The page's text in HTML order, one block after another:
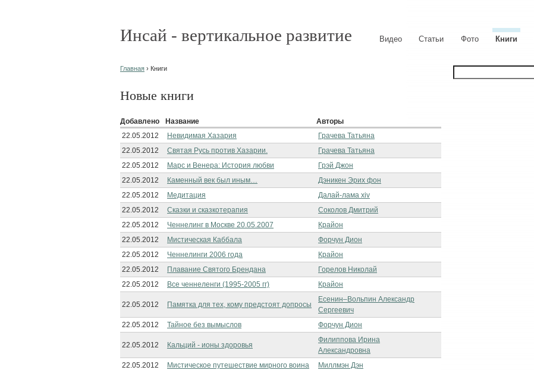
Инсай - вертикальное развитие Видео Статьи Фото Книги
Главная › Книги
Новые книги
Добавлено Название
Авторы
22.05.2012
Невидимая Хазария
Грачева Татьяна
22.05.2012
Святая Русь против Хазарии.
Грачева Татьяна
22.05.2012
Марс и Венера: История любви
Грэй Джон
22.05.2012
Каменный век был иным…
Дэникен Эрих фон
22.05.2012
Медитация
Далай-лама xiv
22.05.2012
Сказки и сказкотерапия
Соколов Дмитрий
22.05.2012
Ченнелинг в Москве 20.05.2007
Крайон
22.05.2012
Мистическая Каббала
Форчун Дион
22.05.2012
Ченнелинги 2006 года
Крайон
22.05.2012
Плавание Святого Брендана
Горелов Николай
22.05.2012
Все ченнеленги (1995-2005 гг) Крайон
22.05.2012 Памятка для тех, кому предстоят допросы
Есенин–Вольпин Александр
Сергеевич
22.05.2012
Тайное без вымыслов Форчун Дион
22.05.2012 Кальций - ионы здоровья
Филиппова Ирина
Александровна
22.05.2012
Мистическое путешествие мирного воина
Миллмэн Дэн